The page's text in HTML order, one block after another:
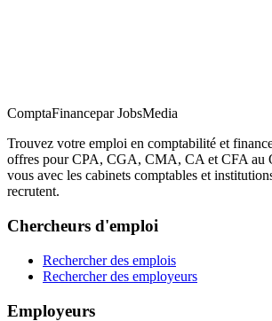
ComptaFinancepar JobsMedia
Trouvez votre emploi en comptabilité et
offres pour CPA, CGA, CMA, CA et CFA au
vous avec les cabinets comptables et
recrutent.
Chercheurs d'emploi
Rechercher des emplois
Rechercher des employeurs
Employeurs